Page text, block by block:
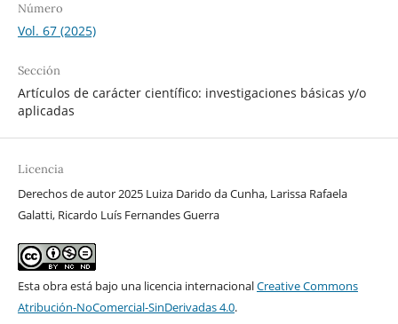
Número
Vol. 67 (2025)
Sección
Artículos de carácter científico: investigaciones básicas y/o
aplicadas
Licencia
Derechos de autor 2025 Luiza Darido da Cunha, Larissa Rafaela
Galatti, Ricardo Luís Fernandes Guerra
Esta obra está bajo una licencia internacionalCreative Commons
Atribución-NoComercial-SinDerivadas 4.0.